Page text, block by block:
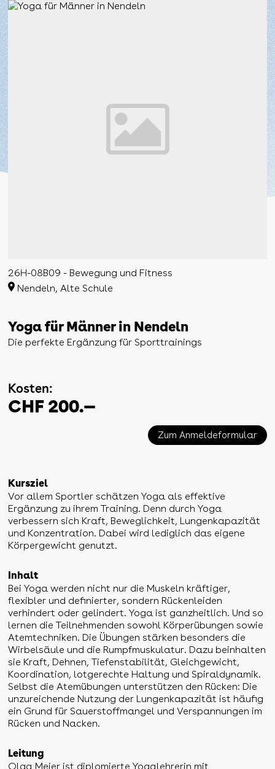
26H-08B09 - Bewegung und Fitness
Nendeln, Alte Schule
Yoga für Männer in Nendeln
Die perfekte Ergänzung für Sporttrainings
Kosten:
CHF 200.—
Zum Anmeldeformular
Kursziel
Vor allem Sportler schätzen Yoga als effektive
Ergänzung zu ihrem Training. Denn durch Yoga
verbessern sich Kraft, Beweglichkeit, Lungenkapazität
und Konzentration. Dabei wird lediglich das eigene
Körpergewicht genutzt.
Inhalt
Bei Yoga werden nicht nur die Muskeln kräftiger,
flexibler und definierter, sondern Rückenleiden
verhindert oder gelindert. Yoga ist ganzheitlich. Und so
lernen die Teilnehmenden sowohl Körperübungen sowie
Atemtechniken. Die Übungen stärken besonders die
Wirbelsäule und die Rumpfmuskulatur. Dazu beinhalten
sie Kraft, Dehnen, Tiefenstabilität, Gleichgewicht,
Koordination, lotgerechte Haltung und Spiraldynamik.
Selbst die Atemübungen unterstützen den Rücken: Die
unzureichende Nutzung der Lungenkapazität ist häufig
ein Grund für Sauerstoffmangel und Verspannungen im
Rücken und Nacken.
Leitung
Olga Meier ist diplomierte Yogalehrerin mit